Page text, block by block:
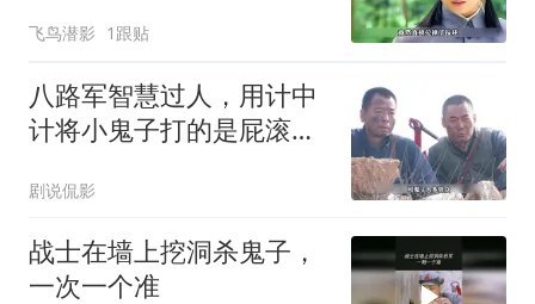
飞鸟潜影 1跟贴
八路军智慧过人，用计中
计将小鬼子打的是屁滚尿
剧说侃影
战士在墙上挖洞杀鬼子，
一次一个准